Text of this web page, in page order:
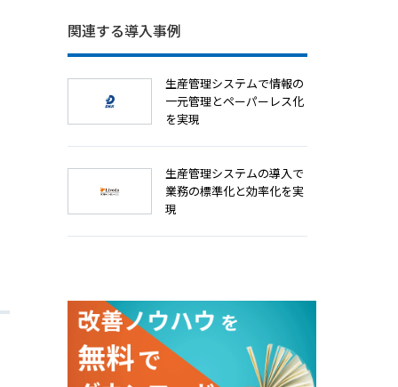
関連する導入事例
生産管理システムで情報の
一元管理とペーパーレス化
を実現
生産管理システムの導入で
業務の標準化と効率化を実
現